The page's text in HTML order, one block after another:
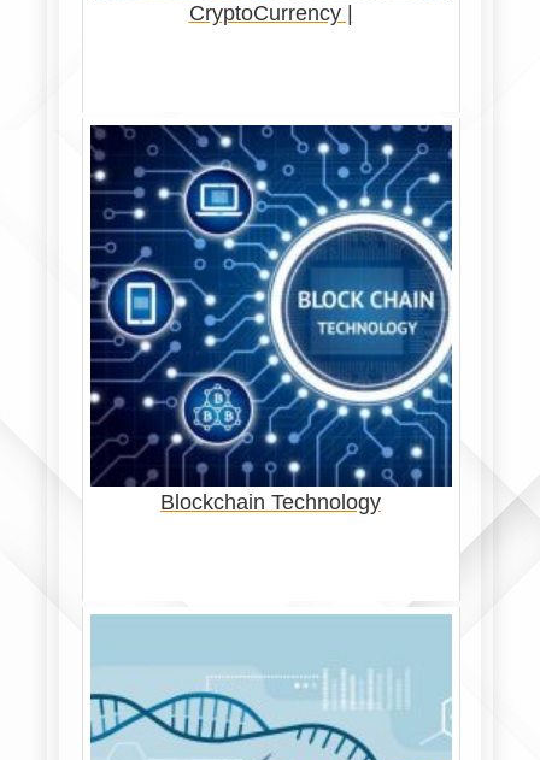
CryptoCurrency |
Blockchain Technology